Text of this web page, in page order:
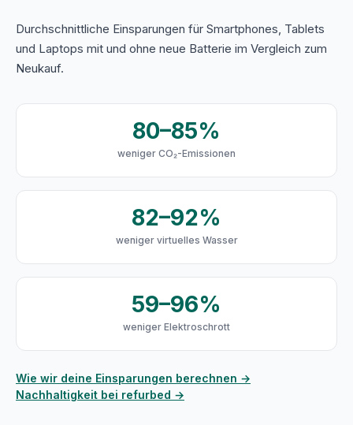
Durchschnittliche Einsparungen für Smartphones, Tablets
und Laptops mit und ohne neue Batterie im Vergleich zum
Neukauf.
80–85%
weniger CO₂-Emissionen
82–92%
weniger virtuelles Wasser
59–96%
weniger Elektroschrott
Wie wir deine Einsparungen berechnen →
Nachhaltigkeit bei refurbed →